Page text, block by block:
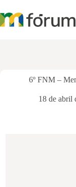
para
o
6º FNM –
18 de abril